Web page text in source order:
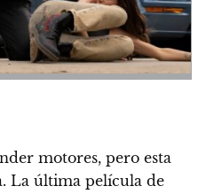
motores, pero esta
La última película de